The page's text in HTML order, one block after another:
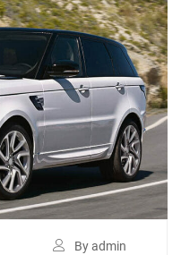
By admin